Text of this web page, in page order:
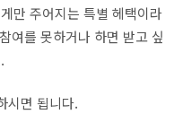
만 주어지는 특별 헤택이라
여를 못하거나 하면 받고 싶
시면 됩니다.